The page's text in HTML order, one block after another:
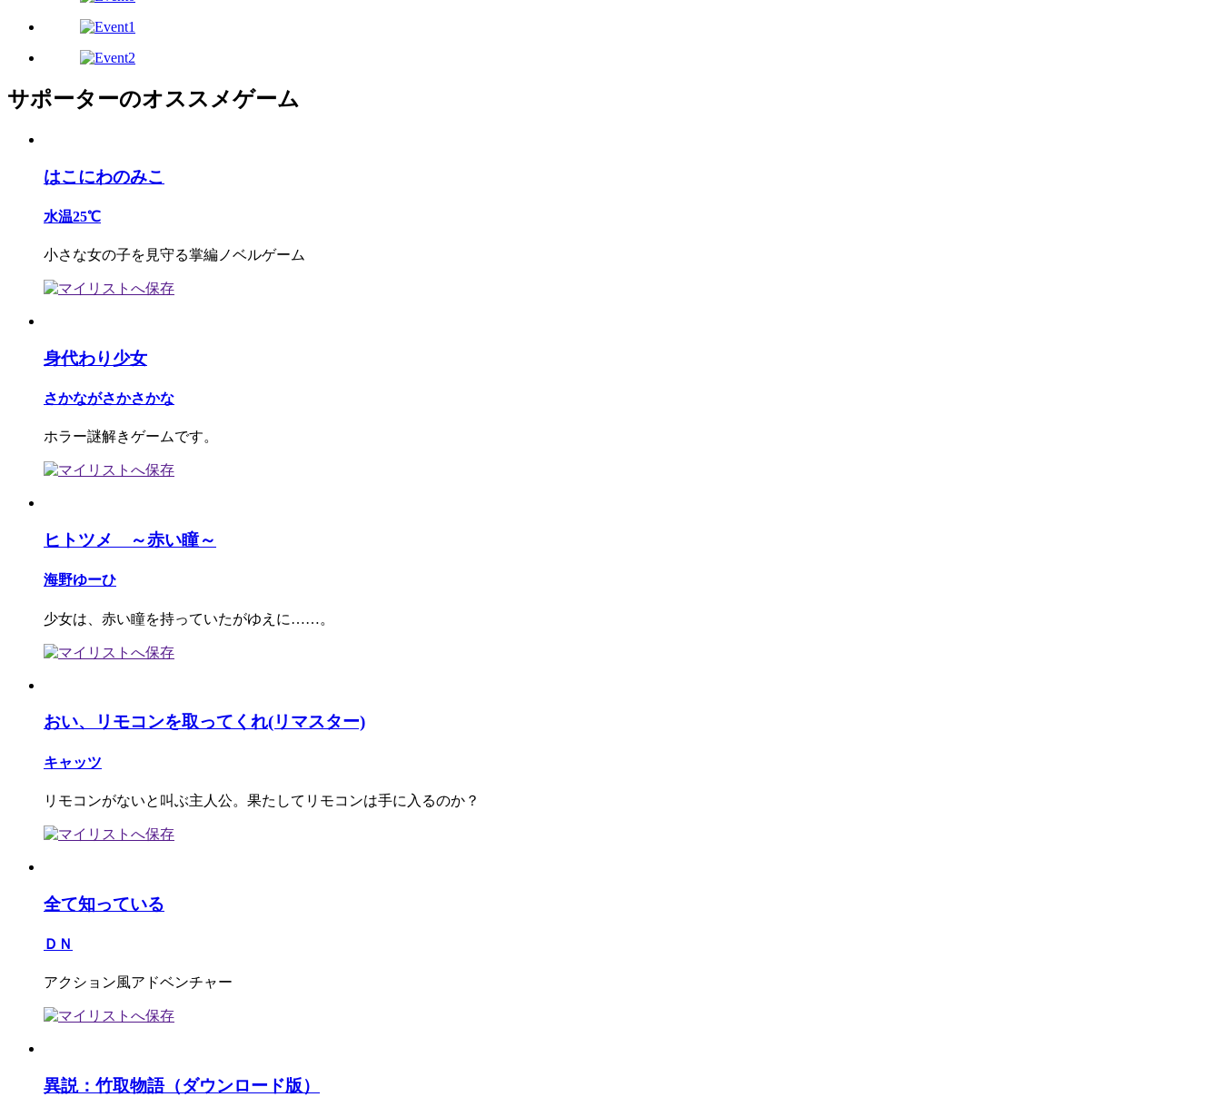
サポーターのオススメゲーム
はこにわのみこ
水温25℃
小さな女の子を見守る掌編ノベルゲーム
身代わり少女
さかながさかさかな
ホラー謎解きゲームです。
ヒトツメ ～赤い瞳～
海野ゆーひ
少女は、赤い瞳を持っていたがゆえに……。
おい、リモコンを取ってくれ(リマスター)
キャッツ
リモコンがないと叫ぶ主人公。果たしてリモコンは手に入るのか？
全て知っている
ＤＮ
アクション風アドベンチャー
異説：竹取物語（ダウンロード版）